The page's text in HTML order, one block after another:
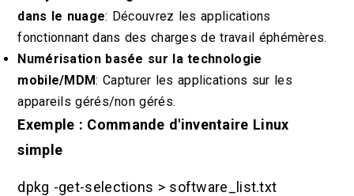
dans le nuage: Découvrez les applications
fonctionnant dans des charges de travail éphémères.
Numérisation basée sur la technologie
mobile/MDM: Capturer les applications sur les
appareils gérés/non gérés.
Exemple : Commande d'inventaire Linux
simple
dpkg -get-selections > software_list.txt